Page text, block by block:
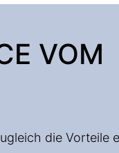
VOM
die Vorteile